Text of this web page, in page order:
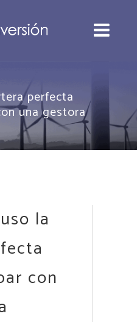
perfecta
una gestora
la
con